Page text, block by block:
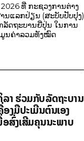
ທີ່ ກະຊວງການຕ່າງ
ນແລກປ່ຽນ (ສະບັບປັບປຸງ)
ລັດຖະບານຍີ່ປຸ່ນ ໃນການ
ນຄ່າລວມທັງໝົດ
າ ຮ່ວມກັບລັດຖະບານ
ງມືປະເມີນຕົນເອງ
ສົ່ງເສີມຄຸນນະພາບ